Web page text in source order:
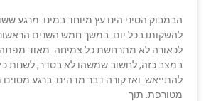
הבמבוק הסיני הינו עץ מיוחד במינו. מרגע
להשקותו בכל יום. במשך חמש השנים
לכאורה לא מתרחשת כל צמיחה. מאוד
במצב כזה, לחשוב שמשהו לא בסדר, לשנות
להתייאש. ואז קורה דבר מדהים: ברגע
מטורפת. תוך